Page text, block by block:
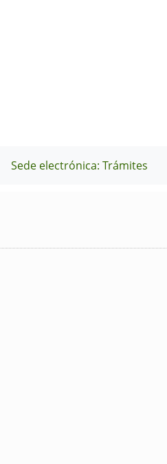
Sede electrónica: Trámites